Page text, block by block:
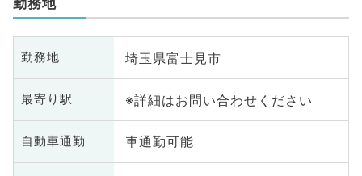
勤務地 埼玉県富士見市
最寄り駅 ※詳細はお問い合わせください
自動車通勤 車通勤可能